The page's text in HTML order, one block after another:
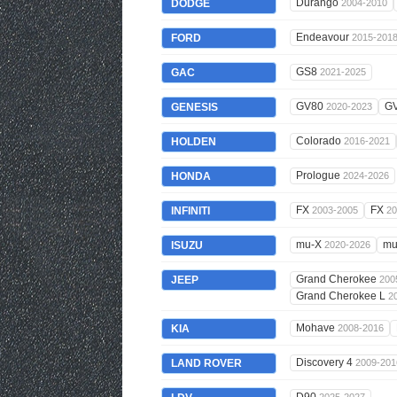
DODGE Durango 2004-2010
FORD Endeavour 2015-2018
GAC GS8 2021-2025
GENESIS GV80 2020-2023
HOLDEN Colorado 2016-2021
HONDA Prologue 2024-2026
INFINITI FX 2003-2005 FX
ISUZU mu-X 2020-2026
JEEP Grand Cherokee
Grand Cherokee L
KIA Mohave 2008-2016
LAND ROVER Discovery 4 2009-